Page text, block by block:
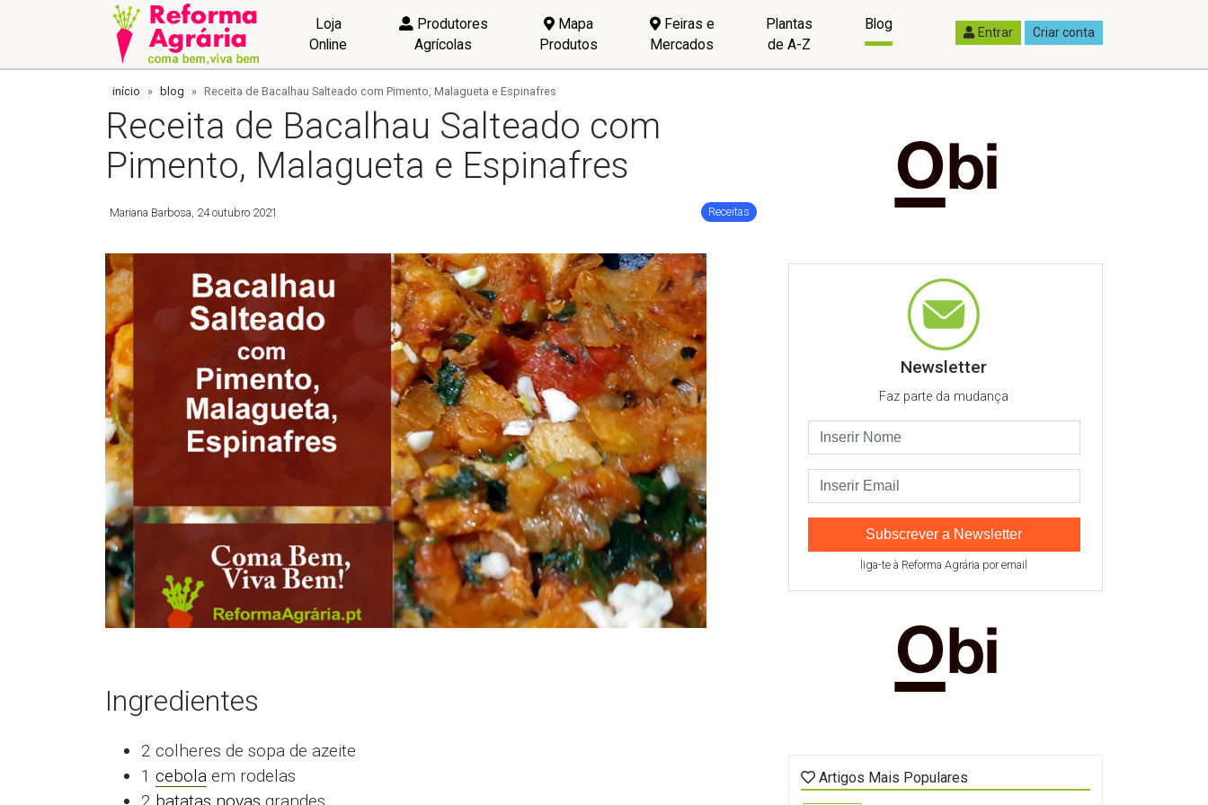
Loja
Online
Produtores
Agrícolas
Mapa
Produtos
Feiras e
Mercados
Plantas
de A-Z
Blog Entrar Criar conta
início blog Receita de Bacalhau Salteado com Pimento, Malagueta e Espinafres
Receita de Bacalhau Salteado com
Pimento, Malagueta e Espinafres
Mariana Barbosa 24 outubro 2021 Receitas
Ingredientes
2 colheres de sopa de azeite
1 cebola em rodelas
2 batatas novas grandes
Newsletter
Faz parte da mudança
Subscrever a Newsletter
liga-te à Reforma Agrária por email
Artigos Mais Populares